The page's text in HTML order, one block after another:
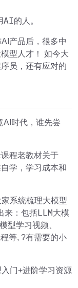
的人。
产品后，很多中
型人才！ 如今大
员，还有应对的
AI时代，谁先尝
程老教材关于
学，学习成本和
系统梳理大模型
来：包括LLM大模
型学习视频、
等, ?有需要的小
门+进阶学习资源